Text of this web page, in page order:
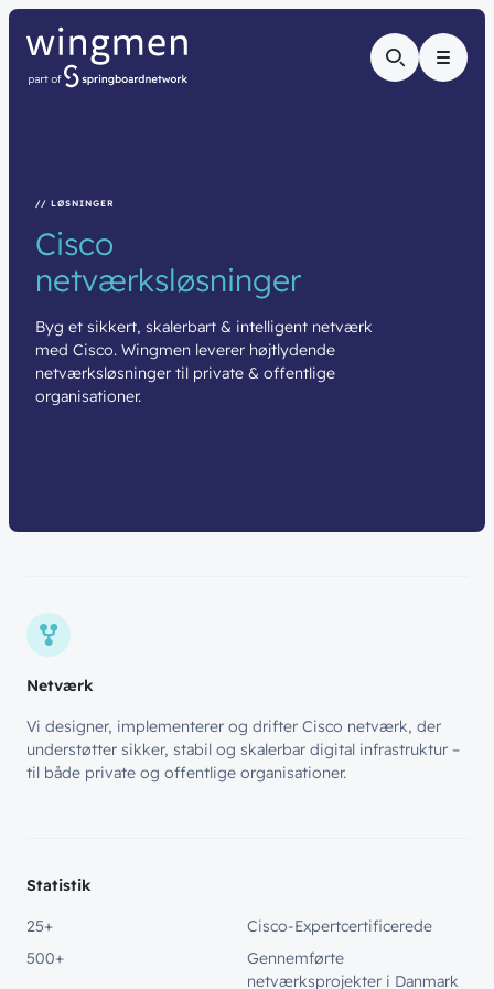
Menu
// LØSNINGER
Cisco
netværksløsninger
Byg et sikkert, skalerbart & intelligent netværk
med Cisco. Wingmen leverer højtlydende
netværksløsninger til private & offentlige
organisationer.
Netværk
Vi designer, implementerer og drifter Cisco netværk, der
understøtter sikker, stabil og skalerbar digital infrastruktur –
til både private og offentlige organisationer.
Statistik
25+
Cisco-Expertcertificerede
500+
Gennemførte
netværksprojekter i Danmark